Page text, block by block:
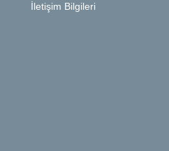
İletişim Bilgileri